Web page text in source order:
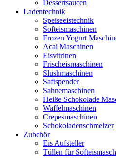
Dessertsaucen
Ladentechnik
Speiseeistechnik
Softeismaschinen
Frozen Yogurt
Acai Maschinen
Eisvitrinen
Frischeismaschinen
Slushmaschinen
Saftspender
Sahnemaschinen
Heiße Schokolade
Waffelmaschinen
Crepesmaschinen
Schokoladenschmelzer
Zubehör
Eis Aufsteller
Tüllen für